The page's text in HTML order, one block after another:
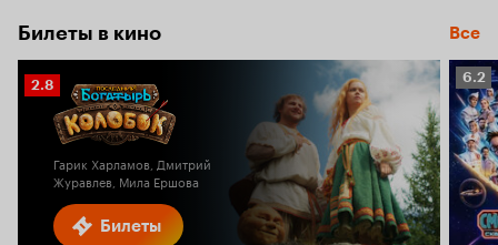
Билеты в кино Все
Билеты
Рейтинг
Кинопоиска
2.8
Гарик Харламов, Дмитрий
Журавлев, Мила Ершова
6.2
6.2